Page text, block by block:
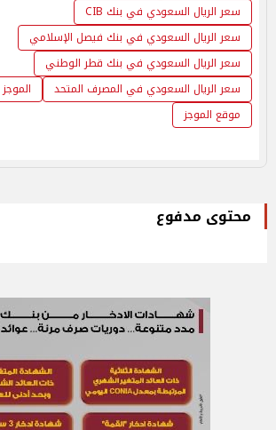
سعر الريال السعودي في بنك CIB
سعر الريال السعودي في بنك فيصل الإسلامي
سعر الريال السعودي في بنك قطر الوطني
سعر الريال السعودي في المصرف المتحد
الموجز
موقع الموجز
محتوى مدفوع